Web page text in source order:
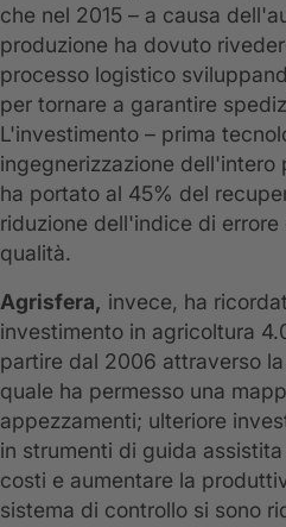
che nel 2015 – a causa
produzione ha dovuto
processo logistico
per tornare a garantire
L'investimento – prima
ingegnerizzazione
ha portato al 45% del
riduzione dell'indice di
qualità.
Agrisfera, invece, ha
investimento in agricoltura
partire dal 2006 attraverso
quale ha permesso una
appezzamenti; ulteriore
in strumenti di guida
costi e aumentare la
sistema di controllo si sono